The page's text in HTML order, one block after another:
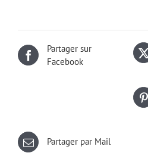
Partager sur
Facebook
Partager par Mail